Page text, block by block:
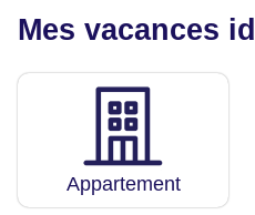
Mes vacances
Appartement